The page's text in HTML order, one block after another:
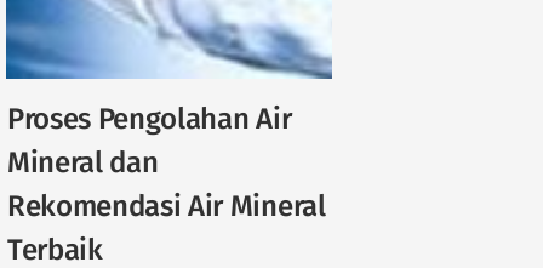
Proses Pengolahan Air
Mineral dan
Rekomendasi Air Mineral
Terbaik